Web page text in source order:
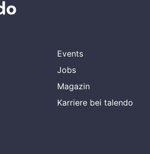
Events
Jobs
Magazin
Karriere bei talendo